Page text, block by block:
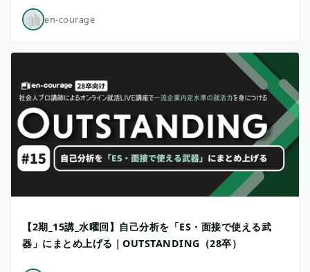
en-courage
【2期_15講_水曜回】自己分析を「ES・面接で使える武
器」にまとめ上げる｜OUTSTANDING（28卒）